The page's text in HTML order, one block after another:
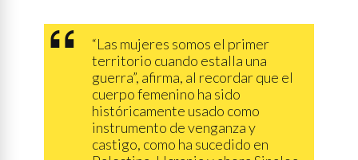
“Las mujeres somos el primer
territorio cuando estalla una
guerra”, afirma, al recordar que el
cuerpo femenino ha sido
históricamente usado como
instrumento de venganza y
castigo, como ha sucedido en